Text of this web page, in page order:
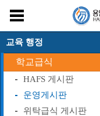
교육 행정
학교급식
HAFS 게시판
운영게시판
위탁급식 게시판